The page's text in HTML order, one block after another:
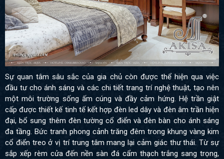
Sự quan tâm sâu sắc của gia chủ còn được thể hiện qua việc
đầu tư cho ánh sáng và các chi tiết trang trí nghệ thuật, tạo nên
một môi trường sống ấm cúng và đầy cảm hứng. Hệ trần giật
cấp được thiết kế tinh tế kết hợp đèn led dây và đèn âm trần hiện
đại, bổ sung thêm đèn tường cổ điển và đèn bàn cho ánh sáng
đa tầng. Bức tranh phong cảnh trăng đêm trong khung vàng kim
cổ điển treo ở vị trí trung tâm mang lại cảm giác thư thái. Từ sự
sắp xếp rèm cửa đến nền sàn đá cẩm thạch trắng sang trọng,